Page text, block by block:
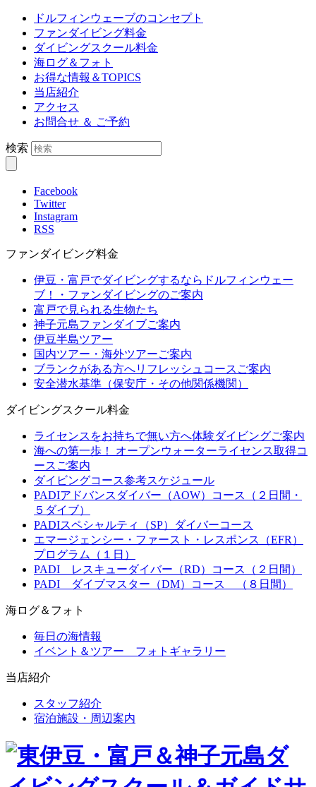
ドルフィンウェーブのコンセプト
ファンダイビング料金
ダイビングスクール料金
海ログ＆フォト
お得な情報＆TOPICS
当店紹介
アクセス
お問合せ ＆ ご予約
検索
Facebook
Twitter
Instagram
RSS
ファンダイビング料金
伊豆・富戸でダイビングするならドルフィンウェー
ブ！・ファンダイビングのご案内
富戸で見られる生物たち
神子元島ファンダイブご案内
伊豆半島ツアー
国内ツアー・海外ツアーご案内
ブランクがある方へリフレッシュコースご案内
安全潜水基準（保安庁・その他関係機関）
ダイビングスクール料金
ライセンスをお持ちで無い方へ体験ダイビングご案内
海への第一歩！ オープンウォーターライセンス取得コ
ースご案内
ダイビングコース参考スケジュール
PADIアドバンスダイバー（AOW）コース（２日間・
５ダイブ）
PADIスペシャルティ（SP）ダイバーコース
エマージェンシー・ファースト・レスポンス（EFR）
プログラム（１日）
PADI レスキューダイバー（RD）コース（２日間）
PADI ダイブマスター（DM）コース （８日間）
海ログ＆フォト
毎日の海情報
イベント＆ツアー フォトギャラリー
当店紹介
スタッフ紹介
宿泊施設・周辺案内